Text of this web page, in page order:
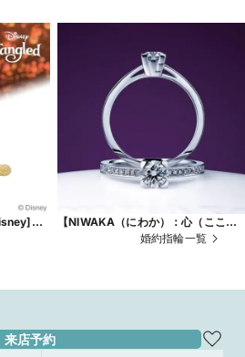
「
【NIWAKA（にわか）：心（ここ
ろ）】こだわり派の人に人気のオシャ
婚約指輪一覧
来店予約